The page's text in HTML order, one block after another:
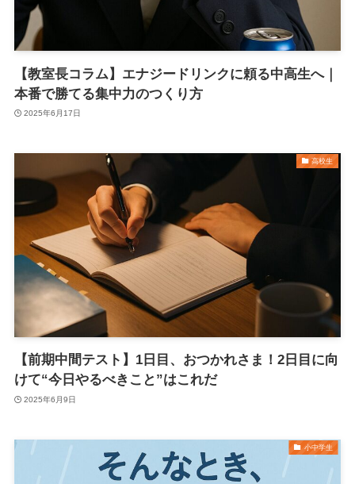
【教室長コラム】エナジードリンクに頼る中高生へ｜
本番で勝てる集中力のつくり方
2025年6月17日
高校生
【前期中間テスト】1日目、おつかれさま！2日目に向
けて“今日やるべきこと”はこれだ
2025年6月9日
小中学生